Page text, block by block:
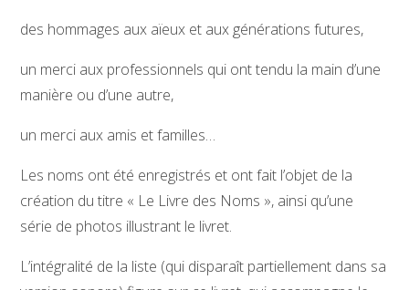
des hommages aux aïeux et aux générations futures,
un merci aux professionnels qui ont tendu la main d’une
manière ou d’une autre,
un merci aux amis et familles…
Les noms ont été enregistrés et ont fait l’objet de la
création du titre « Le Livre des Noms », ainsi qu’une
série de photos illustrant le livret.
L’intégralité de la liste (qui disparaît partiellement dans sa